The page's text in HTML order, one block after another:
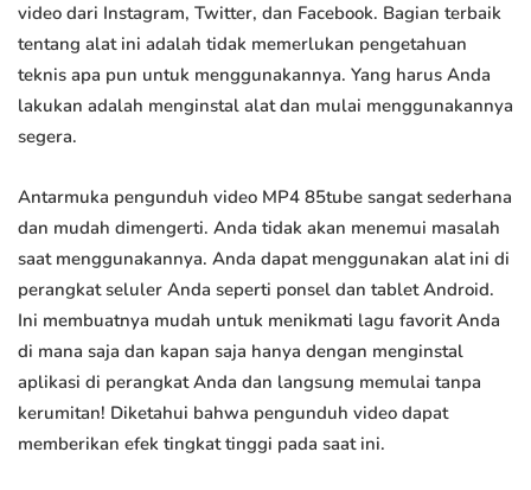
video dari Instagram, Twitter, dan Facebook. Bagian terbaik
tentang alat ini adalah tidak memerlukan pengetahuan
teknis apa pun untuk menggunakannya. Yang harus Anda
lakukan adalah menginstal alat dan mulai menggunakannya
segera.
Antarmuka pengunduh video MP4 85tube sangat sederhana
dan mudah dimengerti. Anda tidak akan menemui masalah
saat menggunakannya. Anda dapat menggunakan alat ini di
perangkat seluler Anda seperti ponsel dan tablet Android.
Ini membuatnya mudah untuk menikmati lagu favorit Anda
di mana saja dan kapan saja hanya dengan menginstal
aplikasi di perangkat Anda dan langsung memulai tanpa
kerumitan! Diketahui bahwa pengunduh video dapat
memberikan efek tingkat tinggi pada saat ini.